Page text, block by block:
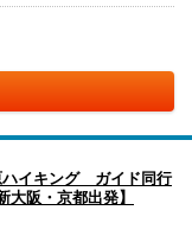
ハイキング ガイド同行
阪・京都出発】